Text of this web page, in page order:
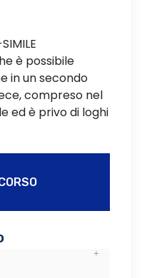
è possibile
in un secondo
compreso nel
ed è privo di loghi